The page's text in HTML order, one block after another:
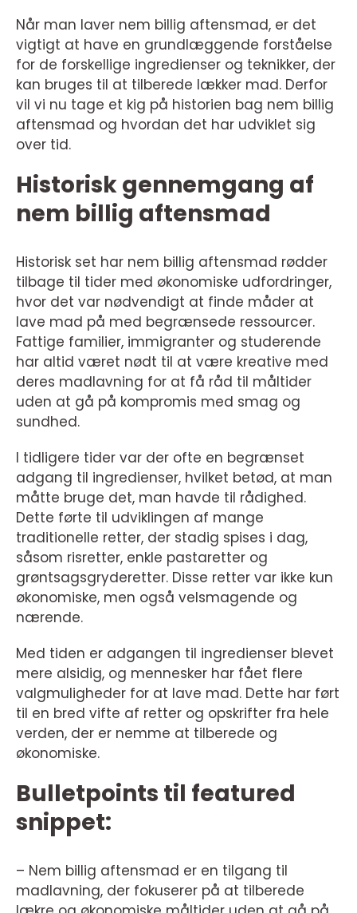
Når man laver nem billig aftensmad, er det
vigtigt at have en grundlæggende forståelse
for de forskellige ingredienser og teknikker, der
kan bruges til at tilberede lækker mad. Derfor
vil vi nu tage et kig på historien bag nem billig
aftensmad og hvordan det har udviklet sig
over tid.
Historisk gennemgang af
nem billig aftensmad
Historisk set har nem billig aftensmad rødder
tilbage til tider med økonomiske udfordringer,
hvor det var nødvendigt at finde måder at
lave mad på med begrænsede ressourcer.
Fattige familier, immigranter og studerende
har altid været nødt til at være kreative med
deres madlavning for at få råd til måltider
uden at gå på kompromis med smag og
sundhed.
I tidligere tider var der ofte en begrænset
adgang til ingredienser, hvilket betød, at man
måtte bruge det, man havde til rådighed.
Dette førte til udviklingen af mange
traditionelle retter, der stadig spises i dag,
såsom risretter, enkle pastaretter og
grøntsagsgryderetter. Disse retter var ikke kun
økonomiske, men også velsmagende og
nærende.
Med tiden er adgangen til ingredienser blevet
mere alsidig, og mennesker har fået flere
valgmuligheder for at lave mad. Dette har ført
til en bred vifte af retter og opskrifter fra hele
verden, der er nemme at tilberede og
økonomiske.
Bulletpoints til featured
snippet:
– Nem billig aftensmad er en tilgang til
madlavning, der fokuserer på at tilberede